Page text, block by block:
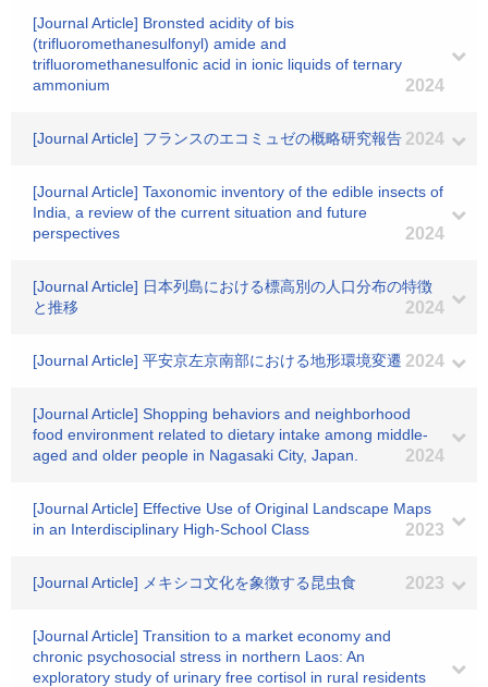
[Journal Article] Bronsted acidity of bis
(trifluoromethanesulfonyl) amide and
trifluoromethanesulfonic acid in ionic liquids of ternary
ammonium
2024
[Journal Article] フランスのエコミュゼの概略研究報告 2024
[Journal Article] Taxonomic inventory of the edible insects of
India, a review of the current situation and future
perspectives
2024
[Journal Article] 日本列島における標高別の人口分布の特徴
と推移
2024
[Journal Article] 平安京左京南部における地形環境変遷 2024
[Journal Article] Shopping behaviors and neighborhood
food environment related to dietary intake among middle-
aged and older people in Nagasaki City, Japan.
2024
[Journal Article] Effective Use of Original Landscape Maps
in an Interdisciplinary High-School Class
2023
[Journal Article] メキシコ文化を象徴する昆虫食 2023
[Journal Article] Transition to a market economy and
chronic psychosocial stress in northern Laos: An
exploratory study of urinary free cortisol in rural residents